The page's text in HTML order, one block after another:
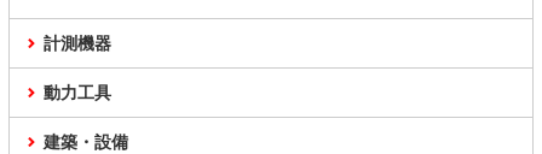
計測機器
動力工具
建築・設備